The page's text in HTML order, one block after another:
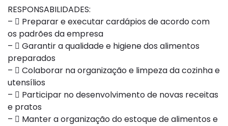
RESPONSABILIDADES:
–  Preparar e executar cardápios de acordo com
os padrões da empresa
–  Garantir a qualidade e higiene dos alimentos
preparados
–  Colaborar na organização e limpeza da cozinha e
utensílios
–  Participar no desenvolvimento de novas receitas
e pratos
–  Manter a organização do estoque de alimentos e